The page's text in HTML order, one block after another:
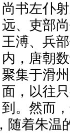
尚书左仆
远、吏部
王溥、兵
内，唐朝
聚集于滑
面，以往
到。然而
随着朱温